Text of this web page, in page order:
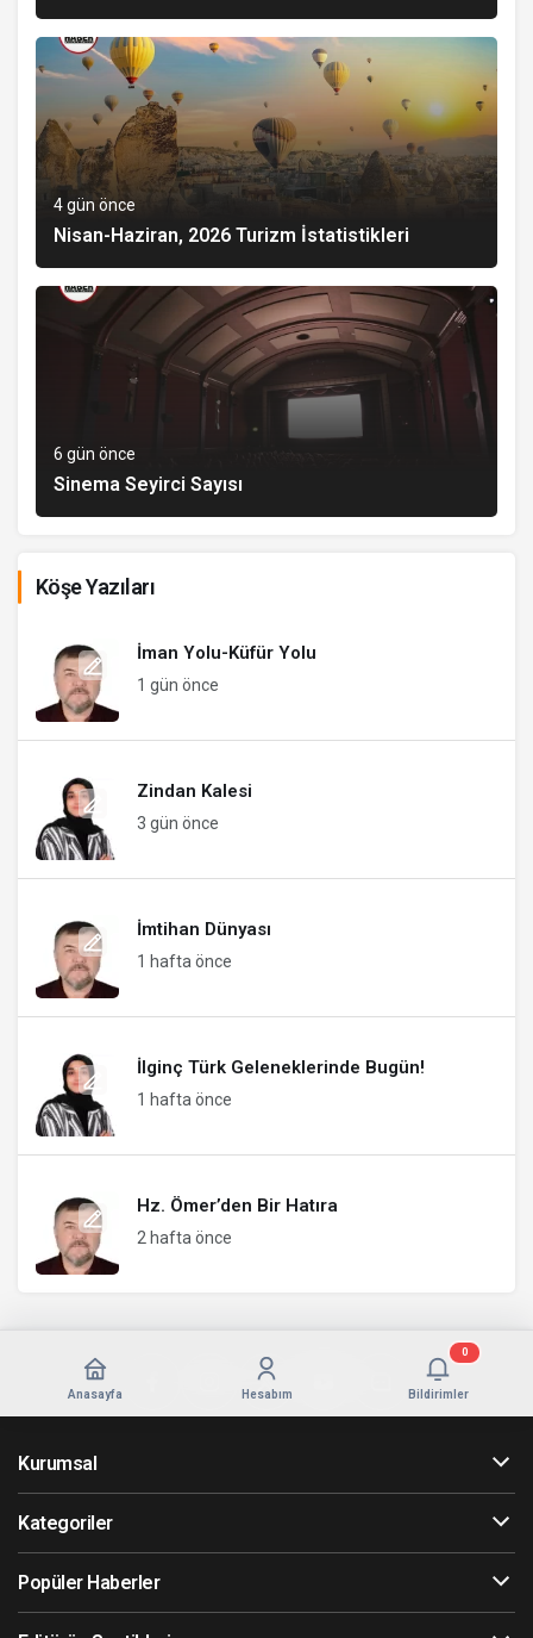
4 gün önce
Nisan-Haziran, 2026 Turizm İstatistikleri
6 gün önce
Sinema Seyirci Sayısı
Köşe Yazıları
İman Yolu-Küfür Yolu
1 gün önce
Zindan Kalesi
3 gün önce
İmtihan Dünyası
1 hafta önce
İlginç Türk Geleneklerinde Bugün!
1 hafta önce
Hz. Ömer’den Bir Hatıra
2 hafta önce
Anasayfa Hesabım Bildirimler
0
Kurumsal
Kategoriler
Popüler Haberler